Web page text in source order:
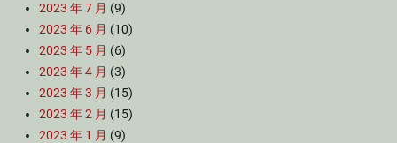
2023 年 7 月 (9)
2023 年 6 月 (10)
2023 年 5 月 (6)
2023 年 4 月 (3)
2023 年 3 月 (15)
2023 年 2 月 (15)
2023 年 1 月 (9)